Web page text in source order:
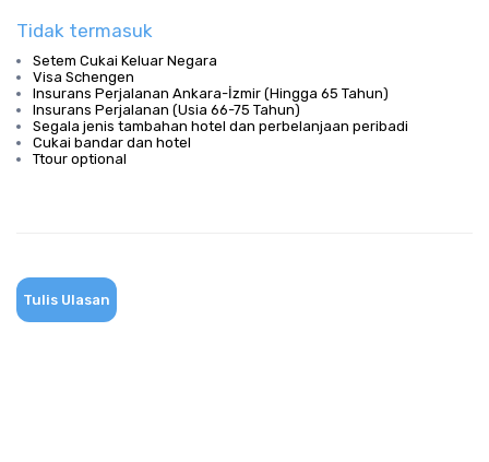
Tidak termasuk
Setem Cukai Keluar Negara
Visa Schengen
Insurans Perjalanan Ankara-İzmir (Hingga 65 Tahun)
Insurans Perjalanan (Usia 66-75 Tahun)
Segala jenis tambahan hotel dan perbelanjaan peribadi
Cukai bandar dan hotel
Ttour optional
Tulis Ulasan